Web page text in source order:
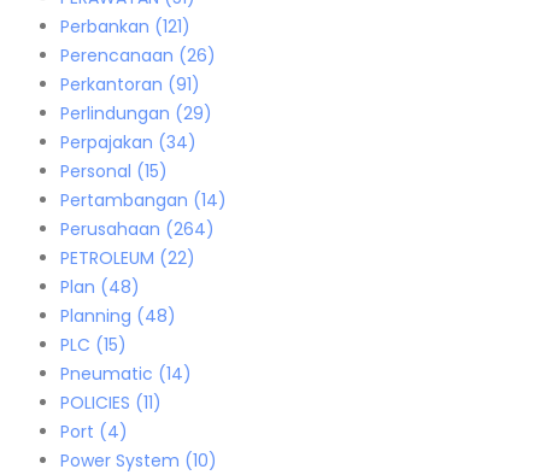
Perbankan (121)
Perencanaan (26)
Perkantoran (91)
Perlindungan (29)
Perpajakan (34)
Personal (15)
Pertambangan (14)
Perusahaan (264)
PETROLEUM (22)
Plan (48)
Planning (48)
PLC (15)
Pneumatic (14)
POLICIES (11)
Port (4)
Power System (10)